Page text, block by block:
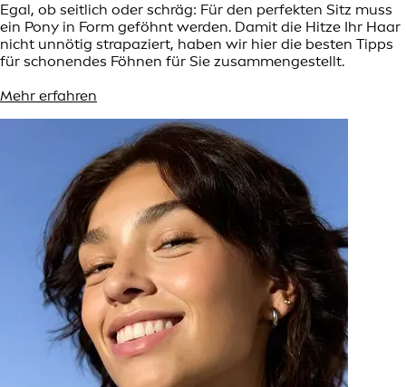
Egal, ob seitlich oder schräg: Für den perfekten Sitz muss
ein Pony in Form geföhnt werden. Damit die Hitze Ihr Haar
nicht unnötig strapaziert, haben wir hier die besten Tipps
für schonendes Föhnen für Sie zusammengestellt.
Mehr erfahren